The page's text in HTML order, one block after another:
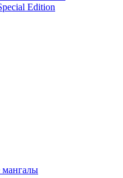
Edition